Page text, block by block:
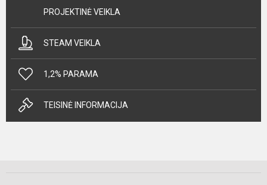
PROJEKTINĖ VEIKLA
STEAM VEIKLA
1,2% PARAMA
TEISINĖ INFORMACIJA